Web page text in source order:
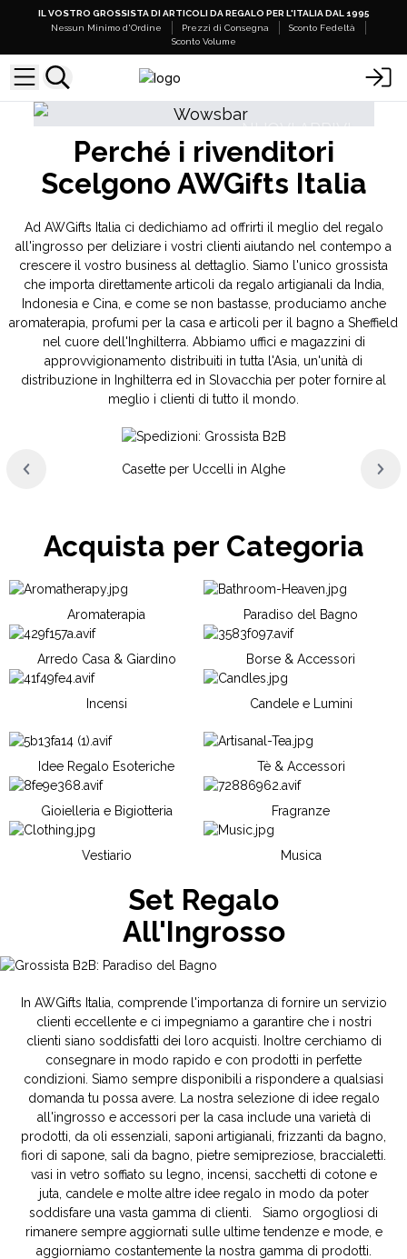
IL VOSTRO GROSSISTA DI ARTICOLI DA REGALO PER L'ITALIA DAL 1995
Nessun Minimo d'Ordine
Prezzi di Consegna
Sconto Fedeltà
Sconto Volume
NUOVI ARRIVI
Mazzi di Tarocchi Bastoncini di
Perché i rivenditori
Scelgono AWGifts Italia
Ad AWGifts Italia ci dedichiamo ad offrirti il meglio del regalo
all'ingrosso per deliziare i vostri clienti aiutando nel contempo a
crescere il vostro business al dettaglio. Siamo l'unico grossista
che importa direttamente articoli da regalo artigianali da India,
Indonesia e Cina, e come se non bastasse, produciamo anche
aromaterapia, profumi per la casa e articoli per il bagno a Sheffield
nel cuore dell'Inghilterra. Abbiamo uffici e magazzini di
approvvigionamento distribuiti in tutta l'Asia, un'unità di
distribuzione in Inghilterra ed in Slovacchia per poter fornire al
meglio i clienti di tutto il mondo.
Casette per Uccelli in Alghe
Acquista per Categoria
Aromaterapia Paradiso del Bagno
Arredo Casa & Giardino Borse & Accessori
Incensi Candele e Lumini
Idee Regalo Esoteriche Tè & Accessori
Gioielleria e Bigiotteria Fragranze
Vestiario Musica
Set Regalo
All'Ingrosso
In AWGifts Italia, comprende l'importanza di fornire un servizio
clienti eccellente e ci impegniamo a garantire che i nostri
clienti siano soddisfatti dei loro acquisti. Inoltre cerchiamo di
consegnare in modo rapido e con prodotti in perfette
condizioni. Siamo sempre disponibili a rispondere a qualsiasi
domanda tu possa avere. La nostra selezione di idee regalo
all'ingrosso e accessori per la casa include una varietà di
prodotti, da oli essenziali, saponi artigianali, frizzanti da bagno,
fiori di sapone, sali da bagno, pietre semipreziose, braccialetti.
vasi in vetro soffiato su legno, incensi, sacchetti di cotone e
juta, candele e molte altre idee regalo in modo da poter
soddisfare una vasta gamma di clienti. Siamo orgogliosi di
rimanere sempre aggiornati sulle ultime tendenze e mode, e
aggiorniamo costantemente la nostra gamma di prodotti.